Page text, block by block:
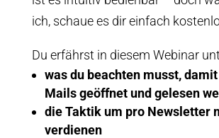
ich, schaue es dir einfach
Du erfährst in diesem Webinar
was du beachten musst,
Mails geöffnet und gelesen
die Taktik um pro Newsletter
verdienen